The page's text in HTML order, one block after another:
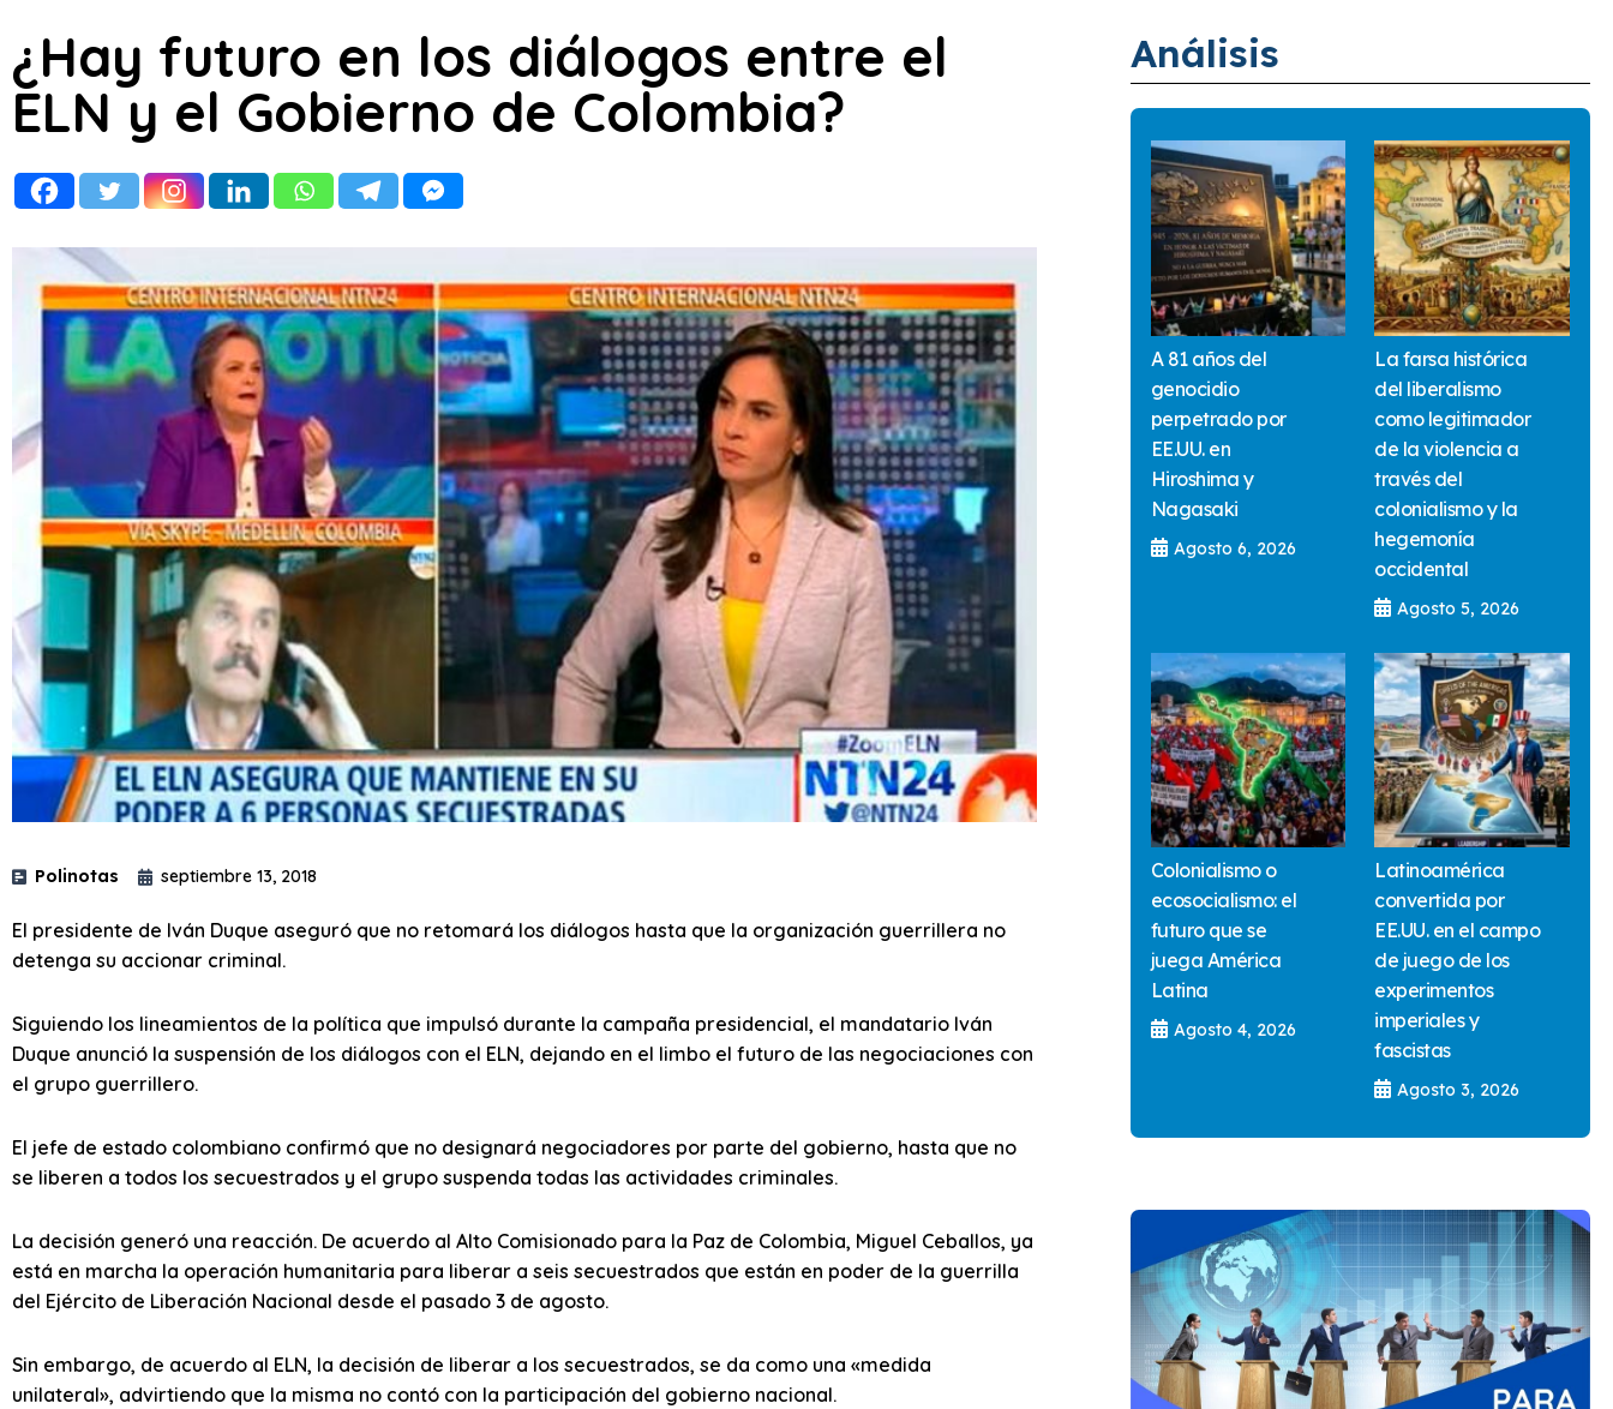
¿Hay futuro en los diálogos entre el
ELN y el Gobierno de Colombia?
Polinotas septiembre 13, 2018
El presidente de Iván Duque aseguró que no retomará los diálogos hasta que la organización guerrillera no
detenga su accionar criminal.
Siguiendo los lineamientos de la política que impulsó durante la campaña presidencial, el mandatario Iván
Duque anunció la suspensión de los diálogos con el ELN, dejando en el limbo el futuro de las negociaciones con
el grupo guerrillero.
El jefe de estado colombiano confirmó que no designará negociadores por parte del gobierno, hasta que no
se liberen a todos los secuestrados y el grupo suspenda todas las actividades criminales.
La decisión generó una reacción. De acuerdo al Alto Comisionado para la Paz de Colombia, Miguel Ceballos, ya
está en marcha la operación humanitaria para liberar a seis secuestrados que están en poder de la guerrilla
del Ejército de Liberación Nacional desde el pasado 3 de agosto.
Sin embargo, de acuerdo al ELN, la decisión de liberar a los secuestrados, se da como una «medida
unilateral», advirtiendo que la misma no contó con la participación del gobierno nacional.
Análisis
A 81 años del
genocidio
perpetrado por
EE.UU. en
Hiroshima y
Nagasaki
Agosto 6, 2026
La farsa histórica
del liberalismo
como legitimador
de la violencia a
través del
colonialismo y la
hegemonía
occidental
Agosto 5, 2026
Colonialismo o
ecosocialismo: el
futuro que se
juega América
Latina
Agosto 4, 2026
Latinoamérica
convertida por
EE.UU. en el campo
de juego de los
experimentos
imperiales y
fascistas
Agosto 3, 2026